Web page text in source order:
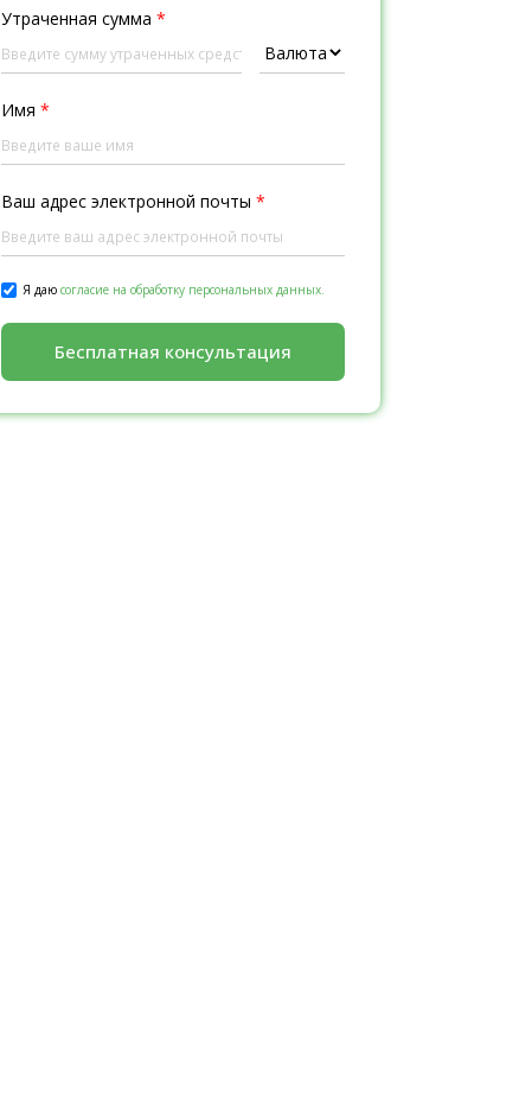
Утраченная сумма *
Имя *
Ваш адрес электронной почты *
Я даю согласие на обработку персональных данных.
Бесплатная консультация